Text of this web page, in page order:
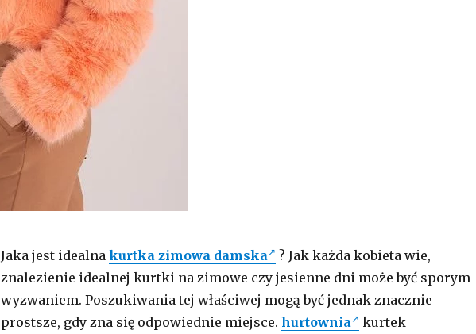
Jaka jest idealna kurtka zimowa damska
? Jak każda kobieta wie,
znalezienie idealnej kurtki na zimowe czy jesienne dni może być sporym
wyzwaniem. Poszukiwania tej właściwej mogą być jednak znacznie
prostsze, gdy zna się odpowiednie miejsce. hurtownia
kurtek